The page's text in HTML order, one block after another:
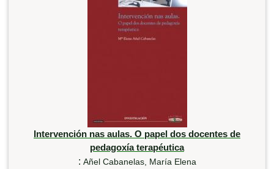
Intervención nas aulas. O papel dos docentes de
pedagoxía terapéutica
: Añel Cabanelas, María Elena